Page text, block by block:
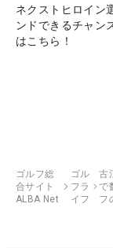
ネクストヒロイン
ンドできるチャン
はこちら！
ゴルフ総
合サイト
ALBA Net
ゴル
フラ
イフ
古
で
フ